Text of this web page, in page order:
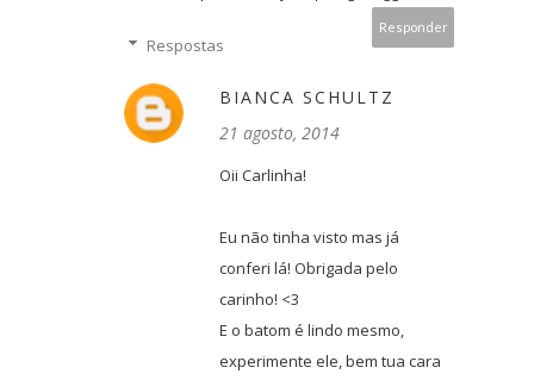
Responder
Respostas
BIANCA SCHULTZ
21 agosto, 2014
Oii Carlinha!
Eu não tinha visto mas já
conferi lá! Obrigada pelo
carinho! <3
E o batom é lindo mesmo,
experimente ele, bem tua cara